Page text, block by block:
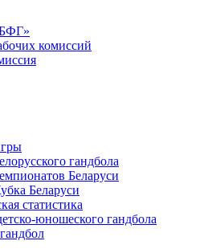
комиссий
гандбола
Беларуси
Беларуси
статистика
юношеского гандбола